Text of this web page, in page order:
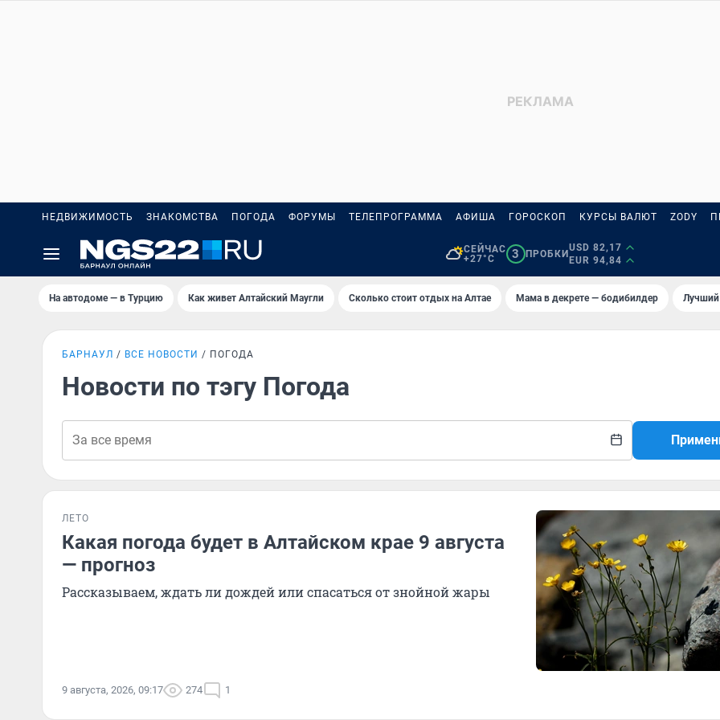
НЕДВИЖИМОСТЬ ЗНАКОМСТВА ПОГОДА ФОРУМЫ ТЕЛЕПРОГРАММА АФИША ГОРОСКОП КУРСЫ ВАЛЮТ ZODY
СЕЙЧАС
+27°C
3 ПРОБКИ
USD 82,17
EUR 94,84
На автодоме — в Турцию Как живет Алтайский Маугли Сколько стоит отдых на Алтае Мама в декрете — бодибилдер
БАРНАУЛ ВСЕ НОВОСТИ ПОГОДА
Новости по тэгу Погода
ЛЕТО
Какая погода будет в Алтайском крае 9 августа
— прогноз
Рассказываем, ждать ли дождей или спасаться от знойной жары
9 августа, 2026, 09:17 274 1